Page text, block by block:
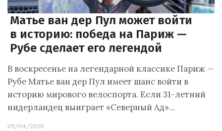
Матье ван дер Пул может войти
в историю: победа на Париж —
Рубе сделает его легендой
В воскресенье на легендарной классике Париж —
Рубе Матье ван дер Пул имеет шанс войти в
историю мирового велоспорта. Если 31-летний
нидерландец выиграет «Северный Ад»…
09/04/2026